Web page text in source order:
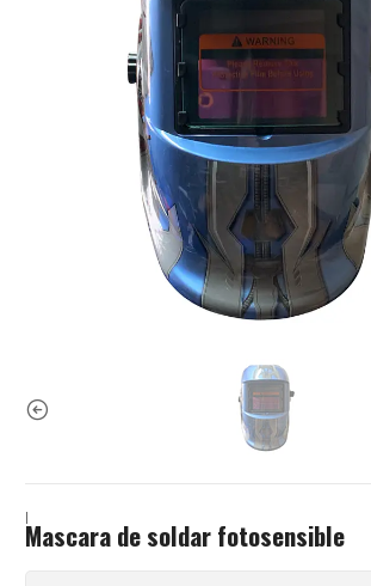
|
Mascara de soldar fotosensible